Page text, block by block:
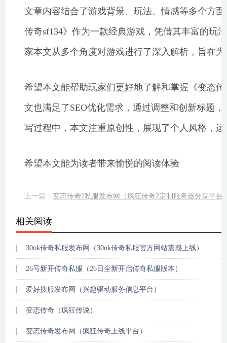
文章内容结合了游戏背景、玩法、情感等多个方
传奇sf134》作为一款经典游戏，凭借其丰富的玩
家本文从多个角度对游戏进行了深入解析，旨在
希望本文能帮助玩家们更好地了解和掌握《变态
文也满足了SEO优化需求，通过调整和创新标题
写过程中，本文注重原创性，展现了个人风格，
希望本文能为读者带来愉悦的阅读体验
上一篇：变态传奇2私服发布网（疯狂传奇2定制服务器分享平台
相关阅读
30ok传奇私服发布网（30ok传奇私服官方网站震撼上线）
26号新开传奇私服（26日全新开启传奇私服版本）
爱好搜服发布网（兴趣驱动服务信息平台）
变态传奇（疯狂传说）
变态传奇发布网（疯狂传奇上线平台）